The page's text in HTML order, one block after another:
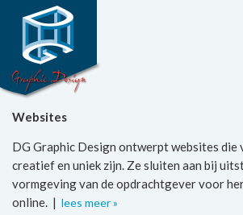
Websites
DG Graphic Design ontwerpt websites die
creatief en uniek zijn. Ze sluiten aan bij
vormgeving van de opdrachtgever voor
online. | lees meer »